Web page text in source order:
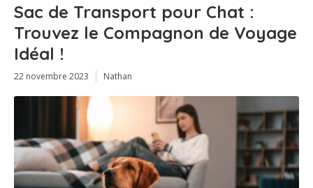
Sac de Transport pour Chat :
Trouvez le Compagnon de Voyage
Idéal !
22 novembre 2023 Nathan